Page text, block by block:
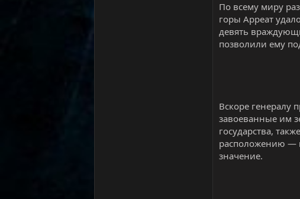
По всему миру
горы Арреат
девять
позволили ему
Вскоре генералу
завоеванные им
государства,
расположению —
значение.